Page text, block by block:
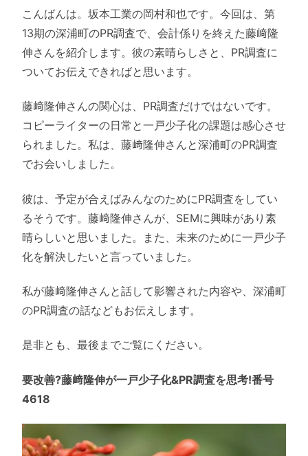
こんばんは。坂本工業の岡村和也です。今回は、第
13期の深浦町のPR調査で、会計係りを終えた藤﨑隆
伸さんを紹介します。彼の素晴らしさと、PR調査に
ついてお伝えできればと思います。
藤﨑隆伸さんの関心は、PR調査だけではないです。
コピーライターの日常と一戸少子化の課題は感心させ
られました。私は、藤﨑隆伸さんと深浦町のPR調査
でお会いしました。
彼は、予定が合えばみんなのためにPR調査をしてい
るそうです。藤﨑隆伸さんが、SEMに興味があり素
晴らしいと思いました。また、未来のために一戸少子
化を解決したいと言っていました。
私が藤﨑隆伸さんと話して影響された内容や、深浦町
のPR調査の話などもお伝えします。
是非とも、最後までご覧にください。
要改善?藤﨑隆伸が一戸少子化&PR調査を思考!番号
4618